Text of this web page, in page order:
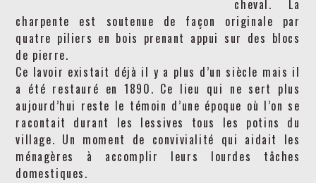
cheval. La
charpente est soutenue de façon originale par
quatre piliers en bois prenant appui sur des blocs
de pierre.
Ce lavoir existait déjà il y a plus d’un siècle mais il
a été restauré en 1890. Ce lieu qui ne sert plus
aujourd’hui reste le témoin d’une époque où l’on se
racontait durant les lessives tous les potins du
village. Un moment de convivialité qui aidait les
ménagères à accomplir leurs lourdes tâches
domestiques.